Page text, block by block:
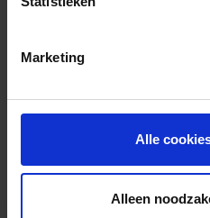
Marketing
Alle
Alleen